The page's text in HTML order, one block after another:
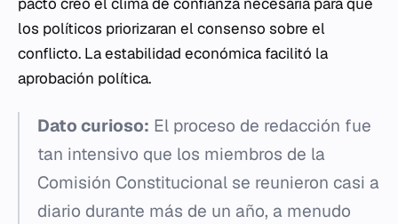
los políticos priorizaran el consenso sobre el
conflicto. La estabilidad económica facilitó la
aprobación política.
Dato curioso: El proceso de redacción fue
tan intensivo que los miembros de la
Comisión Constitucional se reunieron casi a
diario durante más de un año, a menudo